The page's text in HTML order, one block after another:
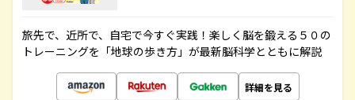
旅先で、近所で、自宅で今すぐ実践！楽しく脳を鍛える５０の
トレーニングを「地球の歩き方」が最新脳科学とともに解説
詳細を見る